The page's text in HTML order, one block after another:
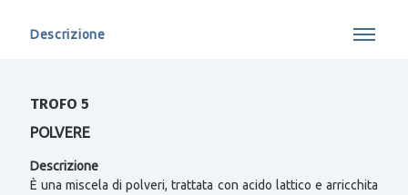
Descrizione
TROFO 5
POLVERE
Descrizione
È una miscela di polveri, trattata con acido lattico e arricchita